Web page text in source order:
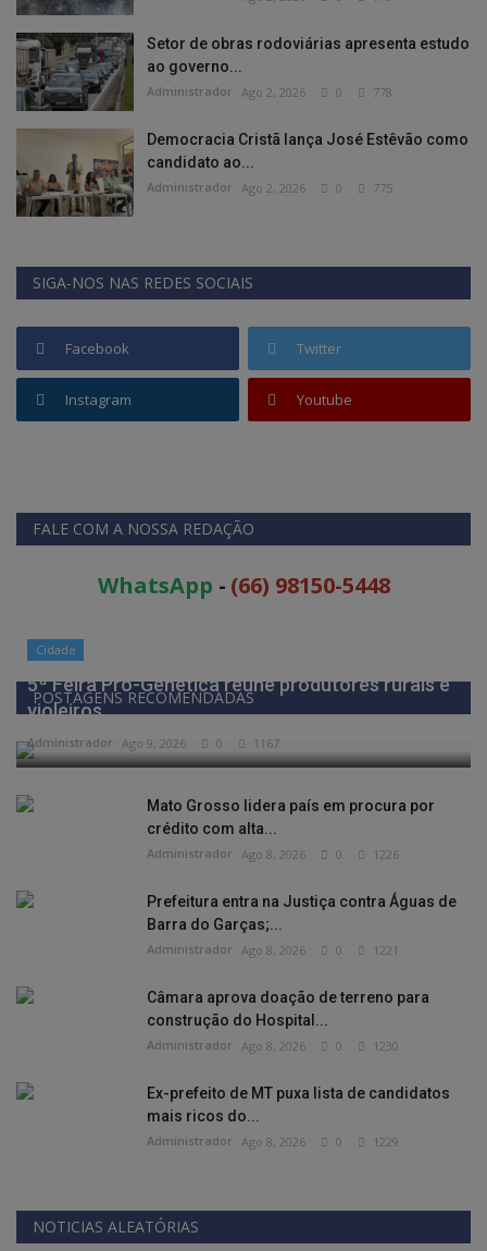
Setor de obras rodoviárias apresenta estudo
ao governo...
Administrador Ago 2, 2026 0 778
Democracia Cristã lança José Estêvão como
candidato ao...
Administrador Ago 2, 2026 0 775
SIGA-NOS NAS REDES SOCIAIS
Facebook Twitter
Instagram Youtube
FALE COM A NOSSA REDAÇÃO
WhatsApp - (66) 98150-5448
POSTAGENS RECOMENDADAS
Cidade
5ª Feira Pró-Genética reúne produtores rurais e
violeiros...
Administrador Ago 9, 2026 0 1167
Mato Grosso lidera país em procura por
crédito com alta...
Administrador Ago 8, 2026 0 1226
Prefeitura entra na Justiça contra Águas de
Barra do Garças;...
Administrador Ago 8, 2026 0 1221
Câmara aprova doação de terreno para
construção do Hospital...
Administrador Ago 8, 2026 0 1230
Ex-prefeito de MT puxa lista de candidatos
mais ricos do...
Administrador Ago 8, 2026 0 1229
NOTICIAS ALEATÓRIAS